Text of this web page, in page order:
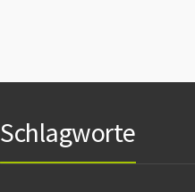
Schlagworte